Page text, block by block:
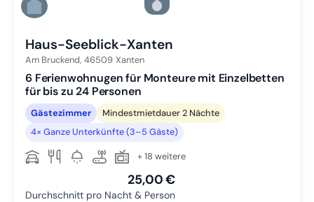
Zu Slide 5 wechseln
Zu Slide 6 wechseln
Haus-Seeblick-Xanten
Am Bruckend, 46509 Xanten
6 Ferienwohnugen für Monteure mit Einzelbetten
für bis zu 24 Personen
Gästezimmer
Mindestmietdauer 2 Nächte
4× Ganze Unterkünfte (3–5 Gäste)
+ 18 weitere
25,00 €
Durchschnitt pro Nacht & Person